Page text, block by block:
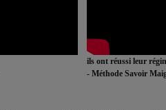
ils ont réussi leur
- Méthode Savoir